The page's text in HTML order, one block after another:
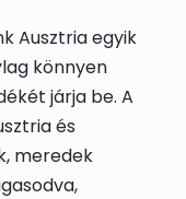
Ausztria egyik
könnyen
járja be. A
és
meredek